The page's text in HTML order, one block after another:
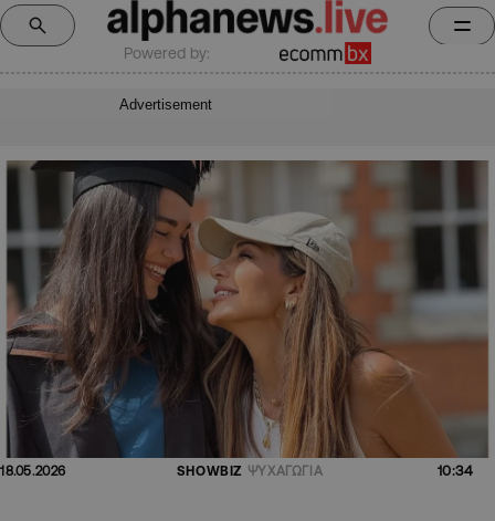
Powered by:
Advertisement
18.05.2026 SHOWBIZ ΨΥΧΑΓΩΓΙΑ 10:34